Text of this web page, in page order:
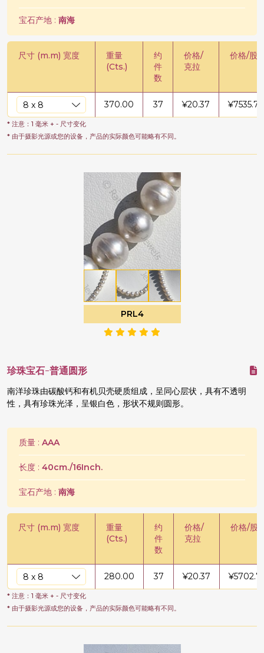
宝石产地 : 南海
尺寸 (m.m) 宽度
重量
(Cts.)
约
件
数
价格/
克拉
价格/股
370.00 37 ¥20.37 ¥7535.79
* 注意：1 毫米 + - 尺寸变化
* 由于摄影光源或您的设备，产品的实际颜色可能略有不同。
PRL4
珍珠宝石-普通圆形
南洋珍珠由碳酸钙和有机贝壳硬质组成，呈同心层状，具有不透明
性，具有珍珠光泽，呈银白色，形状不规则圆形。
质量 : AAA
长度 : 40cm./16Inch.
宝石产地 : 南海
尺寸 (m.m) 宽度
重量
(Cts.)
约
件
数
价格/
克拉
价格/股
280.00 37 ¥20.37 ¥
* 注意：1 毫米 + - 尺寸变化
* 由于摄影光源或您的设备，产品的实际颜色可能略有不同。